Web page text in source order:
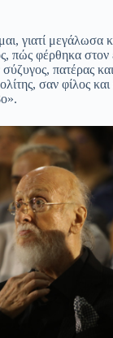
γιατί μεγάλωσα
πώς φέρθηκα στον
πατέρας
σαν φίλος και